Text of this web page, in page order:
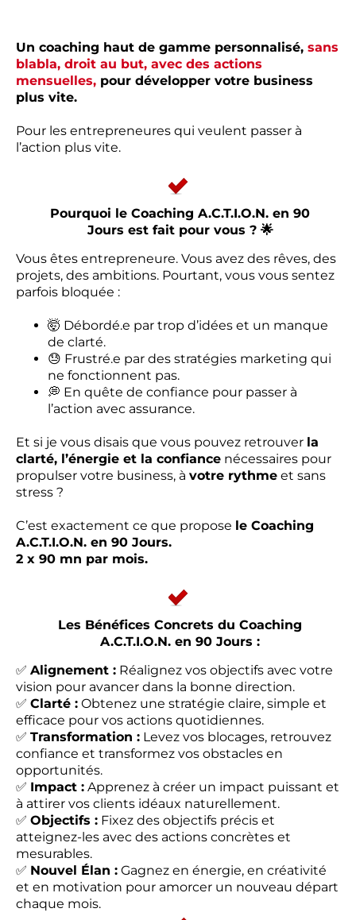
Un coaching haut de gamme personnalisé, sans
blabla, droit au but, avec des actions
mensuelles, pour développer votre business
plus vite.
Pour les entrepreneures qui veulent passer à
l’action plus vite.
Pourquoi le Coaching A.C.T.I.O.N. en 90
Jours est fait pour vous ? 🌟
Vous êtes entrepreneure. Vous avez des rêves, des
projets, des ambitions. Pourtant, vous vous sentez
parfois bloquée :
🤯 Débordé.e par trop d’idées et un manque
de clarté.
😓 Frustré.e par des stratégies marketing qui
ne fonctionnent pas.
💭 En quête de confiance pour passer à
l’action avec assurance.
Et si je vous disais que vous pouvez retrouver la
clarté, l’énergie et la confiance nécessaires pour
propulser votre business, à votre rythme et sans
stress ?
C’est exactement ce que propose le Coaching
A.C.T.I.O.N. en 90 Jours.
2 x 90 mn par mois.
Les Bénéfices Concrets du Coaching
A.C.T.I.O.N. en 90 Jours :
✅ Alignement : Réalignez vos objectifs avec votre
vision pour avancer dans la bonne direction.
✅ Clarté : Obtenez une stratégie claire, simple et
efficace pour vos actions quotidiennes.
✅ Transformation : Levez vos blocages, retrouvez
confiance et transformez vos obstacles en
opportunités.
✅ Impact : Apprenez à créer un impact puissant et
à attirer vos clients idéaux naturellement.
✅ Objectifs : Fixez des objectifs précis et
atteignez-les avec des actions concrètes et
mesurables.
✅ Nouvel Élan : Gagnez en énergie, en créativité
et en motivation pour amorcer un nouveau départ
chaque mois.